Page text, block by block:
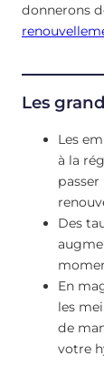
donnerons
Les
Les
à la
Des
En
les
de
votre